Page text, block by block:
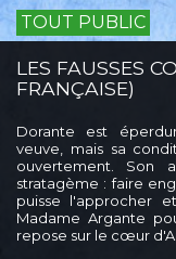
TOUT PUBLIC
LES FAUSSES
FRANÇAISE)
Dorante est
veuve, mais sa
ouvertement. Son
stratagème : faire
puisse l'approcher
Madame Argante
repose sur le cœur